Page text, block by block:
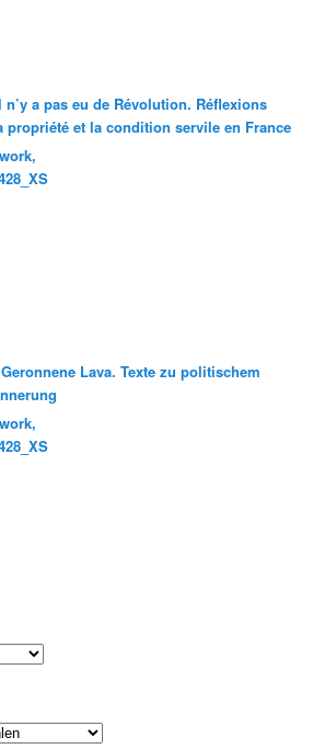
a pas eu de Révolution. Réflexions
propriété et la condition servile en France
Lava. Texte zu politischem